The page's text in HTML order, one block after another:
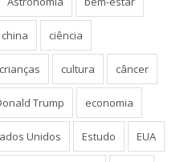
china ciência
crianças cultura câncer
Trump economia
Unidos Estudo EUA